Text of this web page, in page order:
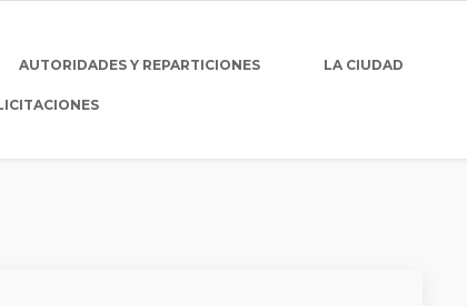
AUTORIDADES Y REPARTICIONES LA CIUDAD